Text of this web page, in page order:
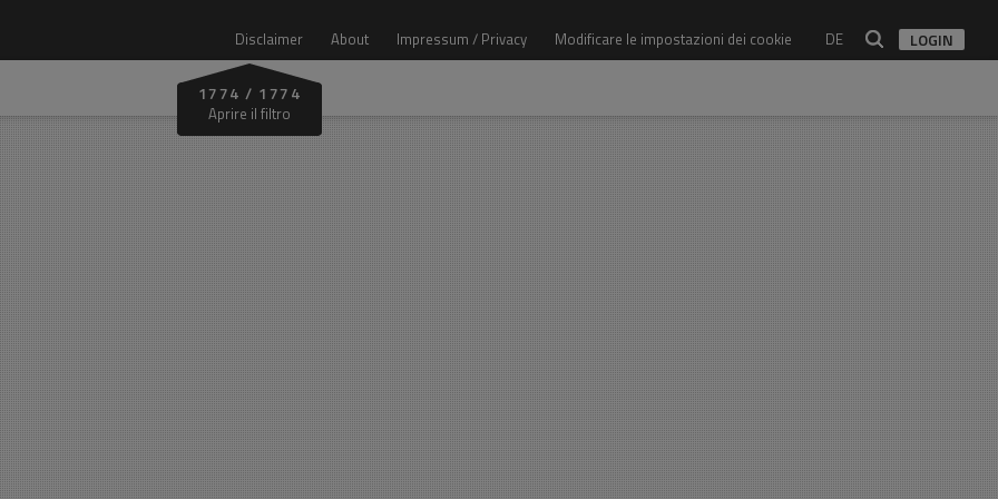
LOGIN
DE
Modificare le impostazioni dei cookie
Impressum / Privacy
About
Disclaimer
Zona
Tutte le zone
Val Venosta
Bolzano e dintorni
Bassa Atesina
Val Isarco
Val Pusteria
Val Badia
Burgraviato
Bolzano‑Laives
Oltradige
Alta Val Isarco
Val Gardena
Premio di Architettura
Architetto
Tutti gli Architetti
Studio
Tutti gli studi
1774 / 1774
Aprire il filtro